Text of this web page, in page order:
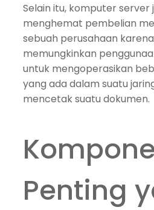
Selain itu, komputer server
menghemat pembelian
sebuah perusahaan
memungkinkan
untuk mengoperasikan
yang ada dalam suatu
mencetak suatu dokumen.
Penting